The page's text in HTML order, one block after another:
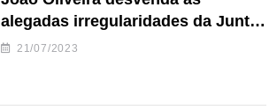
alegadas irregularidades da Junta
de Freguesia S. João de Ver
21/07/2023